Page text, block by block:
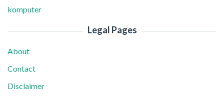
komputer
Legal Pages
About
Contact
Disclaimer